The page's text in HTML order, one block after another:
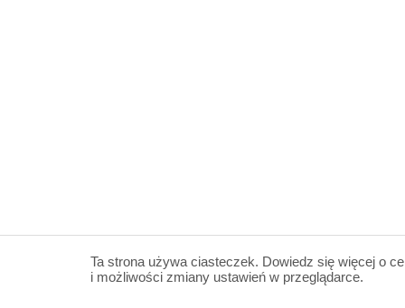
Ta strona używa ciasteczek. Dowiedz się więcej o
i możliwości zmiany ustawień w przeglądarce.